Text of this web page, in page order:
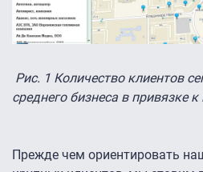
Рис. 1 Количество клиентов
среднего бизнеса в привязке
Прежде чем ориентировать